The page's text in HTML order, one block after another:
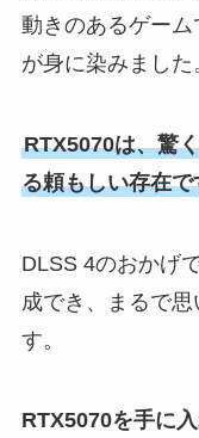
動きのあるゲー
が身に染みました
RTX5070は、驚
る頼もしい存在で
DLSS 4のおかげ
成でき、まるで
す。
RTX5070を手に